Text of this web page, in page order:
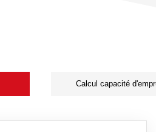
Calcul capacité